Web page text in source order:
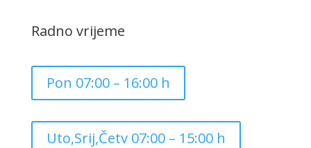
Radno vrijeme
Pon 07:00 – 16:00 h
Uto,Srij,Četv 07:00 – 15:00 h